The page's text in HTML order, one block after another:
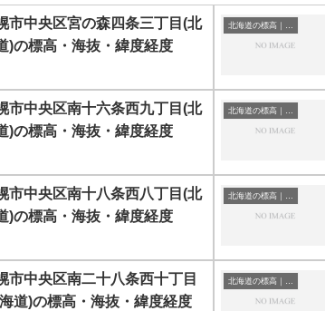
市中央区宮の森四条三丁目(北
)の標高・海抜・緯度経度
市中央区南十六条西九丁目(北
)の標高・海抜・緯度経度
市中央区南十八条西八丁目(北
)の標高・海抜・緯度経度
市中央区南二十八条西十丁目
道)の標高・海抜・緯度経度